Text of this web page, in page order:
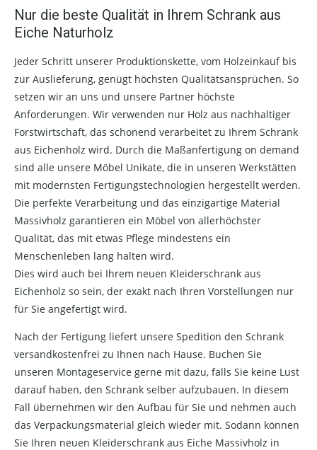
Nur die beste Qualität in Ihrem Schrank aus
Eiche Naturholz
Jeder Schritt unserer Produktionskette, vom Holzeinkauf bis
zur Auslieferung, genügt höchsten Qualitätsansprüchen. So
setzen wir an uns und unsere Partner höchste
Anforderungen. Wir verwenden nur Holz aus nachhaltiger
Forstwirtschaft, das schonend verarbeitet zu Ihrem Schrank
aus Eichenholz wird. Durch die Maßanfertigung on demand
sind alle unsere Möbel Unikate, die in unseren Werkstätten
mit modernsten Fertigungstechnologien hergestellt werden.
Die perfekte Verarbeitung und das einzigartige Material
Massivholz garantieren ein Möbel von allerhöchster
Qualität, das mit etwas Pflege mindestens ein
Menschenleben lang halten wird.
Dies wird auch bei Ihrem neuen Kleiderschrank aus
Eichenholz so sein, der exakt nach Ihren Vorstellungen nur
für Sie angefertigt wird.
Nach der Fertigung liefert unsere Spedition den Schrank
versandkostenfrei zu Ihnen nach Hause. Buchen Sie
unseren Montageservice gerne mit dazu, falls Sie keine Lust
darauf haben, den Schrank selber aufzubauen. In diesem
Fall übernehmen wir den Aufbau für Sie und nehmen auch
das Verpackungsmaterial gleich wieder mit. Sodann können
Sie Ihren neuen Kleiderschrank aus Eiche Massivholz in